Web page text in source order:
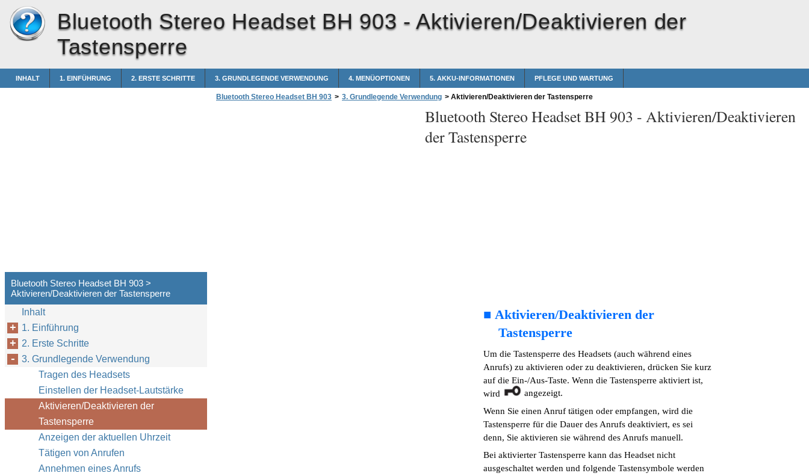
Bluetooth Stereo Headset BH 903 -Aktivieren/Deaktivieren der
Tastensperre
INHALT 1. EINFÜHRUNG 2. ERSTE SCHRITTE 3. GRUNDLEGENDE VERWENDUNG 4. MENÜOPTIONEN 5. AKKU-INFORMATIONEN PFLEGE UND WARTUNG
Bluetooth Stereo Headset BH 903 > 3. Grundlegende Verwendung > Aktivieren/Deaktivieren der Tastensperre
Bluetooth Stereo Headset BH 903 - Aktivieren/Deaktivieren
der Tastensperre
■ Aktivieren/Deaktivieren der
Tastensperre
Um die Tastensperre des Headsets (auch während eines
Anrufs) zu aktivieren oder zu deaktivieren, drücken Sie kurz
auf die Ein-/Aus-Taste. Wenn die Tastensperre aktiviert ist,
wird
angezeigt.
Wenn Sie einen Anruf tätigen oder empfangen, wird die
Tastensperre für die Dauer des Anrufs deaktiviert, es sei
denn, Sie aktivieren sie während des Anrufs manuell.
Bei aktivierter Tastensperre kann das Headset nicht
ausgeschaltet werden und folgende Tastensymbole werden
Bluetooth Stereo Headset BH 903 >
Aktivieren/Deaktivieren der Tastensperre
Inhalt
1. Einführung
2. Erste Schritte
3. Grundlegende Verwendung
Tragen des Headsets
Einstellen der Headset-Lautstärke
Aktivieren/Deaktivieren der
Tastensperre
Anzeigen der aktuellen Uhrzeit
Tätigen von Anrufen
Annehmen eines Anrufs